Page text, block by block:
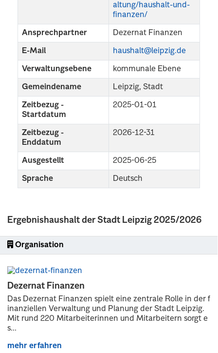
Ergebnishaushalt der Stadt Leipzig 2025/2026
Organisation
Dezernat Finanzen
Das Dezernat Finanzen spielt eine zentrale Rolle in der f
inanziellen Verwaltung und Planung der Stadt Leipzig.
Mit rund 220 Mitarbeiterinnen und Mitarbeitern sorgt e
s...
mehr erfahren
altung/haushalt-und-
finanzen/
Ansprechpartner Dezernat Finanzen
E-Mail haushalt@leipzig.de
Verwaltungsebene kommunale Ebene
Gemeindename Leipzig, Stadt
Zeitbezug -
Startdatum
2025-01-01
Zeitbezug -
Enddatum
2026-12-31
Ausgestellt 2025-06-25
Sprache Deutsch